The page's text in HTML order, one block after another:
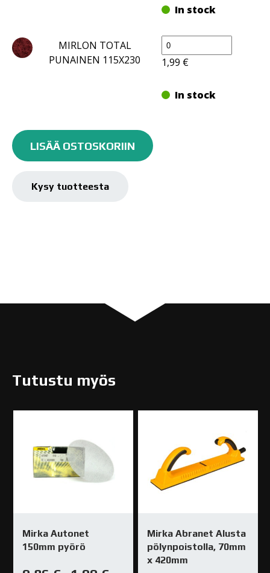
In stock
MIRLON TOTAL
PUNAINEN 115X230
MIRLON
TOTAL
115X230
1,99 €
In stock
MIRLON
TOTAL
115X230
LISÄÄ OSTOSKORIIN
Kysy tuotteesta
Tutustu myös
Mirka Autonet
150mm pyörö
Mirka Abranet Alusta
pölynpoistolla, 70mm
x 420mm